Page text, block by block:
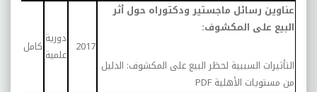
عناوين رسائل ماجستير ودكتوراه حول أثر
البيع على المكشوف:
التأثيرات السببية لحظر البيع على المكشوف: الدليل
من مستويات الأهلية PDF
2017 دورية
علمية كامل